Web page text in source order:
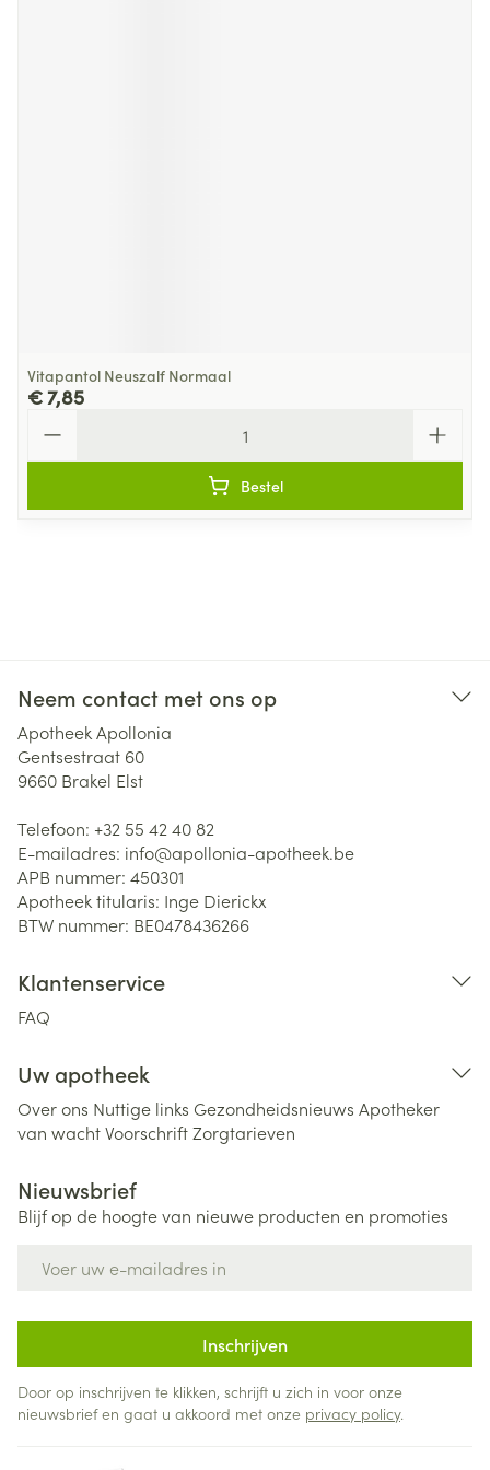
Vitapantol Neuszalf Normaal
€ 7,85
Bestel
Neem contact met ons op
Apotheek Apollonia
Gentsestraat 60
9660 Brakel Elst
Telefoon: +32 55 42 40 82
E-mailadres: info@apollonia-apotheek.be
APB nummer: 450301
Apotheek titularis: Inge Dierickx
BTW nummer: BE0478436266
Klantenservice
FAQ
Uw apotheek
Over ons Nuttige links Gezondheidsnieuws Apotheker
van wachtVoorschriftZorgtarieven
Nieuwsbrief
Blijf op de hoogte van nieuwe producten en promoties
Inschrijven
Door op inschrijven te klikken, schrijft u zich in voor onze
nieuwsbrief en gaat u akkoord met onze privacy policy.